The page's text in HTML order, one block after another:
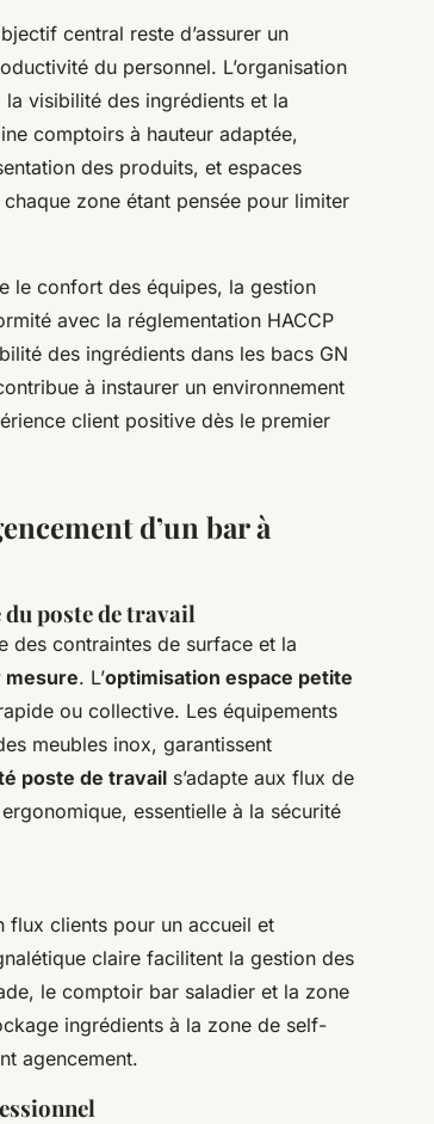
central reste d’assurer un
du personnel. L’organisation
visibilité des ingrédients et la
comptoirs à hauteur adaptée,
des produits, et espaces
zone étant pensée pour limiter
le confort des équipes, la gestion
avec la réglementation HACCP
des ingrédients dans les bacs GN
à instaurer un environnement
client positive dès le premier
d’un bar à
du poste de travail
des contraintes de surface et la
mesure. L’optimisation espace petite
ou collective. Les équipements
meubles inox, garantissent
poste de travail s’adapte aux flux de
essentielle à la sécurité
flux clients pour un accueil et
claire facilitent la gestion des
le comptoir bar saladier et la zone
ingrédients à la zone de self-
agencement.